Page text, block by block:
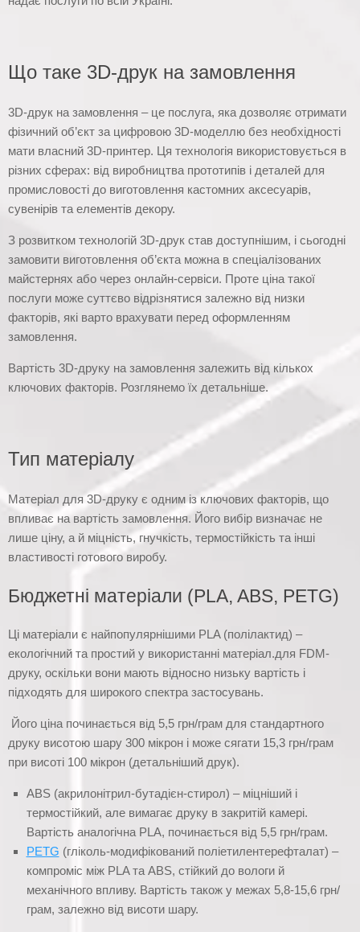
Що таке 3D-друк на замовлення
3D-друк на замовлення – це послуга, яка дозволяє отримати
фізичний об’єкт за цифровою 3D-моделлю без необхідності
мати власний 3D-принтер. Ця технологія використовується в
різних сферах: від виробництва прототипів і деталей для
промисловості до виготовлення кастомних аксесуарів,
сувенірів та елементів декору.
З розвитком технологій 3D-друк став доступнішим, і сьогодні
замовити виготовлення об’єкта можна в спеціалізованих
майстернях або через онлайн-сервіси. Проте ціна такої
послуги може суттєво відрізнятися залежно від низки
факторів, які варто врахувати перед оформленням
замовлення.
Вартість 3D-друку на замовлення залежить від кількох
ключових факторів. Розглянемо їх детальніше.
Тип матеріалу
Матеріал для 3D-друку є одним із ключових факторів, що
впливає на вартість замовлення. Його вибір визначає не
лише ціну, а й міцність, гнучкість, термостійкість та інші
властивості готового виробу.
Бюджетні матеріали (PLA, ABS, PETG)
Ці матеріали є найпопулярнішими PLA (полілактид) –
екологічний та простий у використанні матеріал.для FDM-
друку, оскільки вони мають відносно низьку вартість і
підходять для широкого спектра застосувань.
Його ціна починається від 5,5 грн/грам для стандартного
друку висотою шару 300 мікрон і може сягати 15,3 грн/грам
при висоті 100 мікрон (детальніший друк).
ABS (акрилонітрил-бутадієн-стирол) – міцніший і
термостійкий, але вимагає друку в закритій камері.
Вартість аналогічна PLA, починається від 5,5 грн/грам.
PETG (гліколь-модифікований поліетилентерефталат) –
компроміс між PLA та ABS, стійкий до вологи й
механічного впливу. Вартість також у межах 5,8-15,6 грн/
грам, залежно від висоти шару.